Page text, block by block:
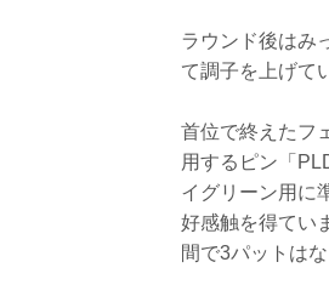
ラウンド後はみ
て調子を上げて
首位で終えたフ
用するピン「
イグリーン用に
好感触を得てい
間で3パットは